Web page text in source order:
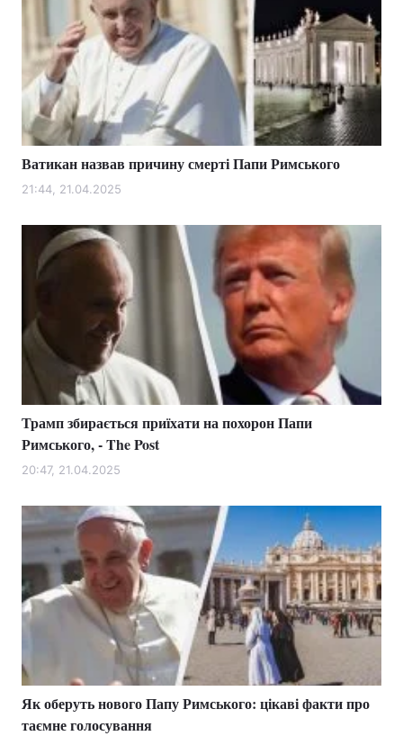
Головна Війна
Економіка Світ
Наука
Техно і зв'язок Лайт
Зброя Інциденти
Здоров'я Туризм
Цікавинки
Лонгріди
Відео з Youtube Статті
Інтерв'ю Думки
Вакансії
Контакти
Ватикан назвав причину смерті Папи Римського
21:44, 21.04.2025
Трамп збирається приїхати на похорон Папи
Римського, - The Post
20:47, 21.04.2025
Як оберуть нового Папу Римського: цікаві факти про
таємне голосування